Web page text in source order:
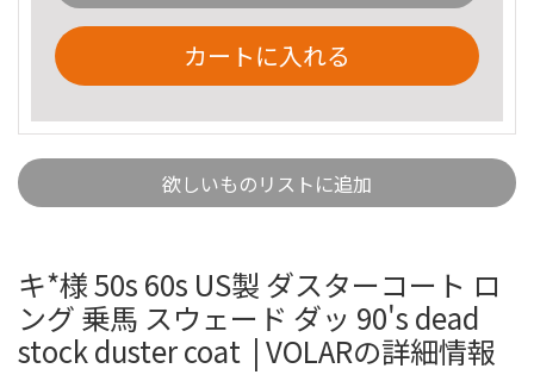
カートに入れる
欲しいものリストに追加
キ*︎様 50s 60s US製 ダスターコート ロ
ング 乗馬 スウェード ダッ 90's dead
stock duster coat | VOLARの詳細情報